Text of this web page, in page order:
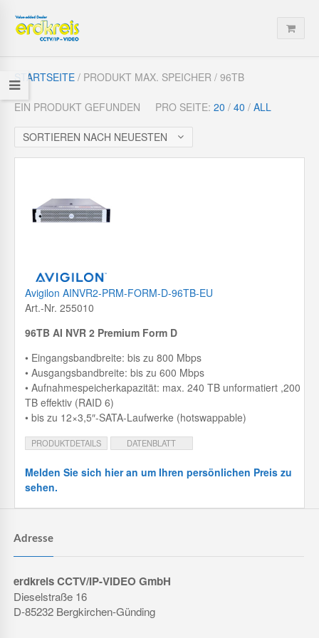
STARTSEITE / PRODUKT MAX. SPEICHER / 96TB
EIN PRODUKT GEFUNDEN PRO SEITE: 20 / 40 / ALL
SORTIEREN NACH NEUESTEN
Avigilon AINVR2-PRM-FORM-D-96TB-EU
Art.-Nr. 255010
96TB AI NVR 2 Premium Form D
• Eingangsbandbreite: bis zu 800 Mbps
• Ausgangsbandbreite: bis zu 600 Mbps
• Aufnahmespeicherkapazität: max. 240 TB unformatiert ,200
TB effektiv (RAID 6)
• bis zu 12×3,5″-SATA-Laufwerke (hotswappable)
PRODUKTDETAILS DATENBLATT
Melden Sie sich hier an um Ihren persönlichen Preis zu
sehen.
Adresse
erdkreis CCTV/IP-VIDEO GmbH
Dieselstraße 16
D-85232 Bergkirchen-Günding